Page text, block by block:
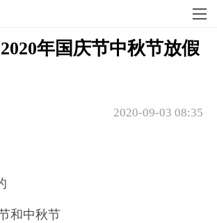
年国庆节中秋节放假
2020-09-03 08:35
和中秋节